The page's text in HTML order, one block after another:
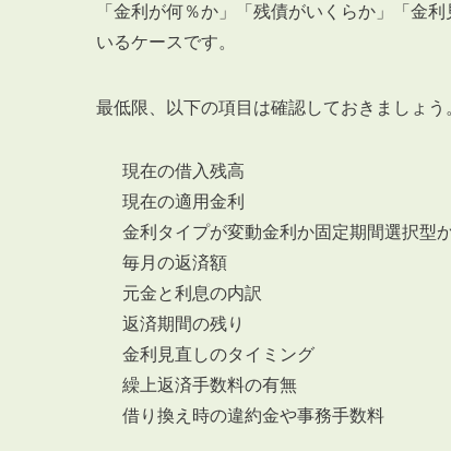
「金利が何％か」「残債がいくらか」「金
いるケースです。
最低限、以下の項目は確認しておきましょう
現在の借入残高
現在の適用金利
金利タイプが変動金利か固定期間選択型
毎月の返済額
元金と利息の内訳
返済期間の残り
金利見直しのタイミング
繰上返済手数料の有無
借り換え時の違約金や事務手数料